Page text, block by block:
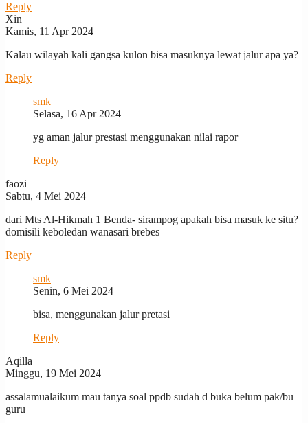
Reply
Xin
Kamis, 11 Apr 2024
Kalau wilayah kali gangsa kulon bisa masuknya lewat jalur apa ya?
Reply
smk
Selasa, 16 Apr 2024
yg aman jalur prestasi menggunakan nilai rapor
Reply
faozi
Sabtu, 4 Mei 2024
dari Mts Al-Hikmah 1 Benda- sirampog apakah bisa masuk ke situ?
domisili keboledan wanasari brebes
Reply
smk
Senin, 6 Mei 2024
bisa, menggunakan jalur pretasi
Reply
Aqilla
Minggu, 19 Mei 2024
assalamualaikum mau tanya soal ppdb sudah d buka belum pak/bu
guru